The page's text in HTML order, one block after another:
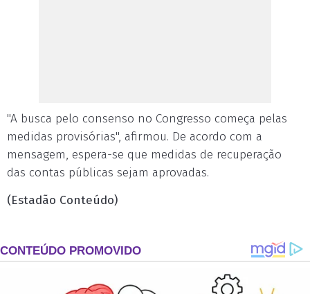
"A busca pelo consenso no Congresso começa pelas
medidas provisórias", afirmou. De acordo com a
mensagem, espera-se que medidas de recuperação
das contas públicas sejam aprovadas.
(Estadão Conteúdo)